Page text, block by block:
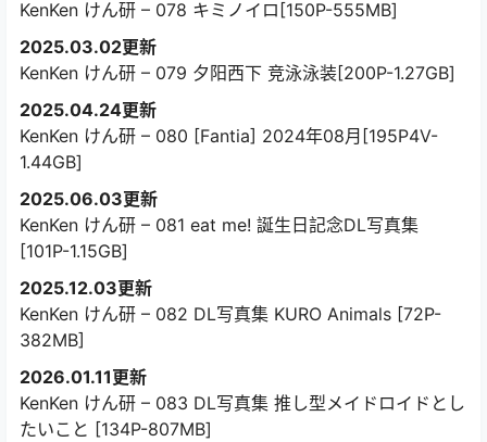
KenKen けん研 – 078 キミノイロ[150P-555MB]
2025.03.02更新
KenKen けん研 – 079 夕阳西下 竞泳泳装[200P-1.27GB]
2025.04.24更新
KenKen けん研 – 080 [Fantia] 2024年08月[195P4V-
1.44GB]
2025.06.03更新
KenKen けん研 – 081 eat me! 誕生日記念DL写真集
[101P-1.15GB]
2025.12.03更新
KenKen けん研 – 082 DL写真集 KURO Animals [72P-
382MB]
2026.01.11更新
KenKen けん研 – 083 DL写真集 推し型メイドロイドとし
たいこと [134P-807MB]